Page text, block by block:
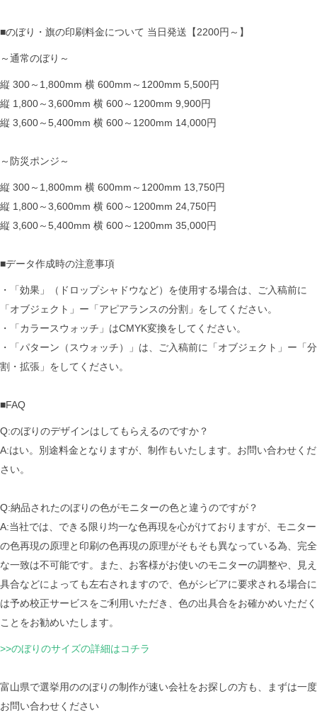
■のぼり・旗の印刷料金について 当日発送【2200円～】
～通常のぼり～
縦 300～1,800mm 横 600mm～1200mm 5,500円
縦 1,800～3,600mm 横 600～1200mm 9,900円
縦 3,600～5,400mm 横 600～1200mm 14,000円
～防災ポンジ～
縦 300～1,800mm 横 600mm～1200mm 13,750円
縦 1,800～3,600mm 横 600～1200mm 24,750円
縦 3,600～5,400mm 横 600～1200mm 35,000円
■データ作成時の注意事項
・「効果」（ドロップシャドウなど）を使用する場合は、ご入稿前に
「オブジェクト」ー「アピアランスの分割」をしてください。
・「カラースウォッチ」はCMYK変換をしてください。
・「パターン（スウォッチ）」は、ご入稿前に「オブジェクト」ー「分
割・拡張」をしてください。
■FAQ
Q:のぼりのデザインはしてもらえるのですか？
A:はい。別途料金となりますが、制作もいたします。お問い合わせくだ
さい。
Q:納品されたのぼりの色がモニターの色と違うのですが？
A:当社では、できる限り均一な色再現を心がけておりますが、モニター
の色再現の原理と印刷の色再現の原理がそもそも異なっている為、完全
な一致は不可能です。また、お客様がお使いのモニターの調整や、見え
具合などによっても左右されますので、色がシビアに要求される場合に
は予め校正サービスをご利用いただき、色の出具合をお確かめいただく
ことをお勧めいたします。
>>のぼりのサイズの詳細はコチラ
富山県で選挙用ののぼりの制作が速い会社をお探しの方も、まずは一度
お問い合わせください